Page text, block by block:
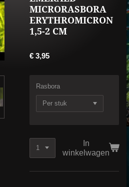
MICRORASBORA
ERYTHROMICRON
1,5-2 CM
€ 3,95
Rasbora
In
winkelwagen